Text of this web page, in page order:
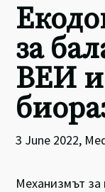
за
ВЕИ и
3 June 2022,
Механизмът за